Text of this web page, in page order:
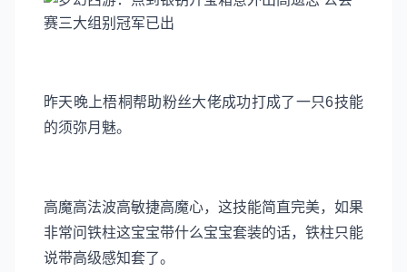
昨天晚上梧桐帮助粉丝大佬成功打成了一只6技能
的须弥月魅。
高魔高法波高敏捷高魔心，这技能简直完美，如果
非常问铁柱这宝宝带什么宝宝套装的话，铁柱只能
说带高级感知套了。